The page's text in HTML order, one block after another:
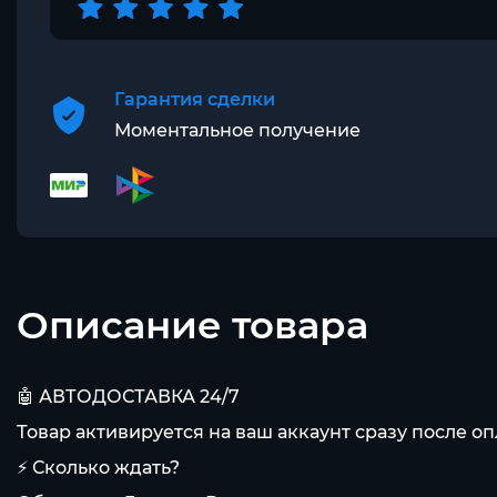
Гарантия сделки
Моментальное получение
Описание товара
🤖 АВТОДОСТАВКА 24/7
Товар активируется на ваш аккаунт сразу после
⚡ Сколько ждать?